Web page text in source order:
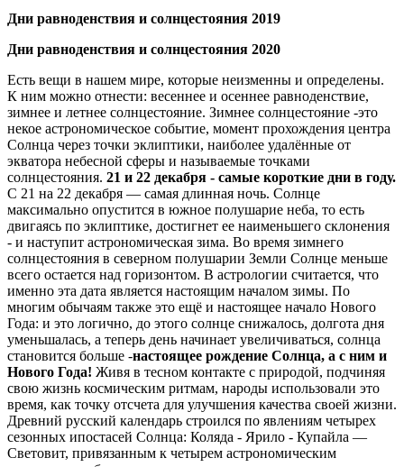
Дни равноденствия и солнцестояния 2019
Дни равноденствия и солнцестояния 2020
Есть вещи в нашем мире, которые неизменны и определены.
К ним можно отнести: весеннее и осеннее равноденствие,
зимнее и летнее солнцестояние. Зимнее солнцестояние -это
некое астрономическое событие, момент прохождения центра
Солнца через точки эклиптики, наиболее удалённые от
экватора небесной сферы и называемые точками
солнцестояния. 21 и 22 декабря - самые короткие дни в году.
С 21 на 22 декабря — самая длинная ночь. Солнце
максимально опустится в южное полушарие неба, то есть
двигаясь по эклиптике, достигнет ее наименьшего склонения
- и наступит астрономическая зима. Во время зимнего
солнцестояния в северном полушарии Земли Солнце меньше
всего остается над горизонтом. В астрологии считается, что
именно эта дата является настоящим началом зимы. По
многим обычаям также это ещё и настоящее начало Нового
Года: и это логично, до этого солнце снижалось, долгота дня
уменьшалась, а теперь день начинает увеличиваться, солнца
становится больше -настоящее рождение Солнца, а с ним и
Нового Года! Живя в тесном контакте с природой, подчиняя
свою жизнь космическим ритмам, народы использовали это
время, как точку отсчета для улучшения качества своей жизни.
Древний русский календарь строился по явлениям четырех
сезонных ипостасей Солнца: Коляда - Ярило - Купайла —
Световит, привязанным к четырем астрономическим